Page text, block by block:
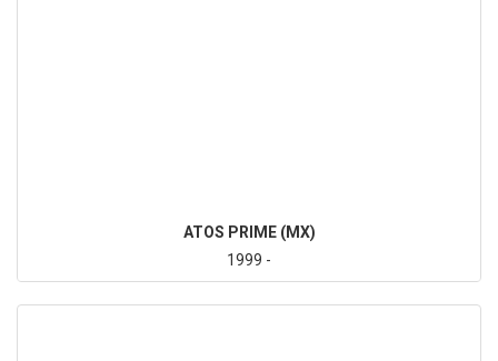
ATOS PRIME (MX)
1999 -